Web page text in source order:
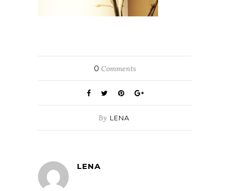
0 Comments
By LENA
LENA